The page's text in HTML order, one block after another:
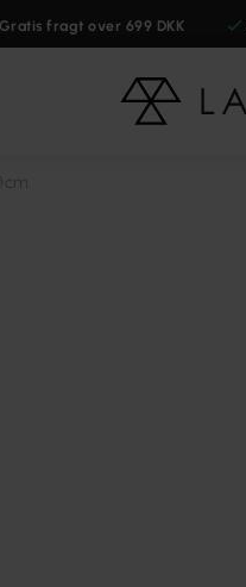
Gratis fragt over 699 DKK